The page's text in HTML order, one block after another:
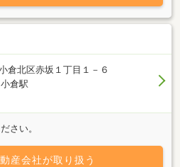
倉北区赤坂１丁目１－６
倉駅
さい。
産会社が取り扱う